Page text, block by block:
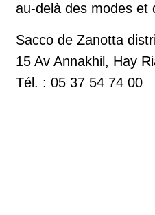
au-delà des modes et
Sacco de Zanotta
15 Av Annakhil, Hay
Tél. : 05 37 54 74 00